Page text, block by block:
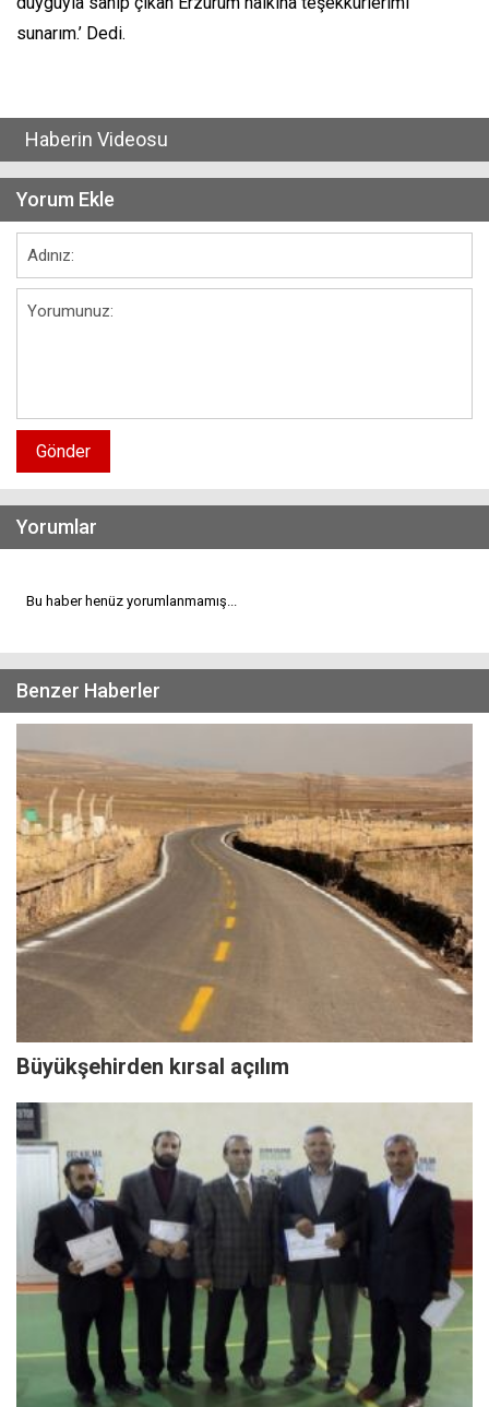
sunarım.’ Dedi.
Haberin Videosu
Yorum Ekle
Gönder
Yorumlar
Bu haber henüz yorumlanmamış...
Benzer Haberler
Büyükşehirden kırsal açılım